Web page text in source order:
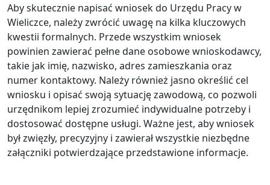
Aby skutecznie napisać wniosek do Urzędu Pracy w
Wieliczce, należy zwrócić uwagę na kilka kluczowych
kwestii formalnych. Przede wszystkim wniosek
powinien zawierać pełne dane osobowe wnioskodawcy,
takie jak imię, nazwisko, adres zamieszkania oraz
numer kontaktowy. Należy również jasno określić cel
wniosku i opisać swoją sytuację zawodową, co pozwoli
urzędnikom lepiej zrozumieć indywidualne potrzeby i
dostosować dostępne usługi. Ważne jest, aby wniosek
był zwięzły, precyzyjny i zawierał wszystkie niezbędne
załączniki potwierdzające przedstawione informacje.